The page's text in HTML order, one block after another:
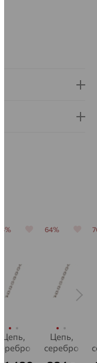
64%
Цепь,
серебро
64%
Цепь,
серебро